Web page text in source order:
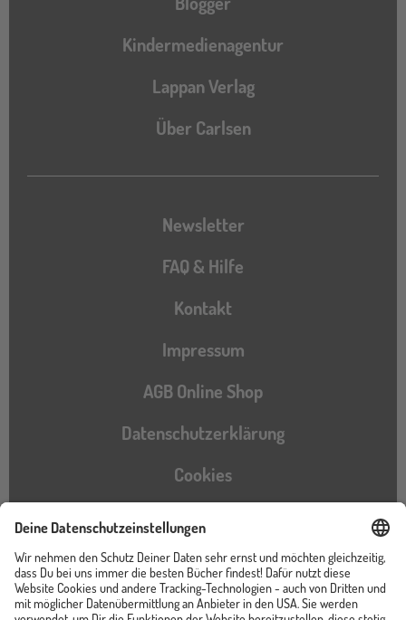
Kindermedienagentur
Lappan Verlag
Über Carlsen
Newsletter
FAQ & Hilfe
Kontakt
Impressum
AGB Online Shop
Datenschutzerklärung
Cookies
Barrierefreiheitserklärung
Instagram
TikTokPinterestYouTubeFacebook